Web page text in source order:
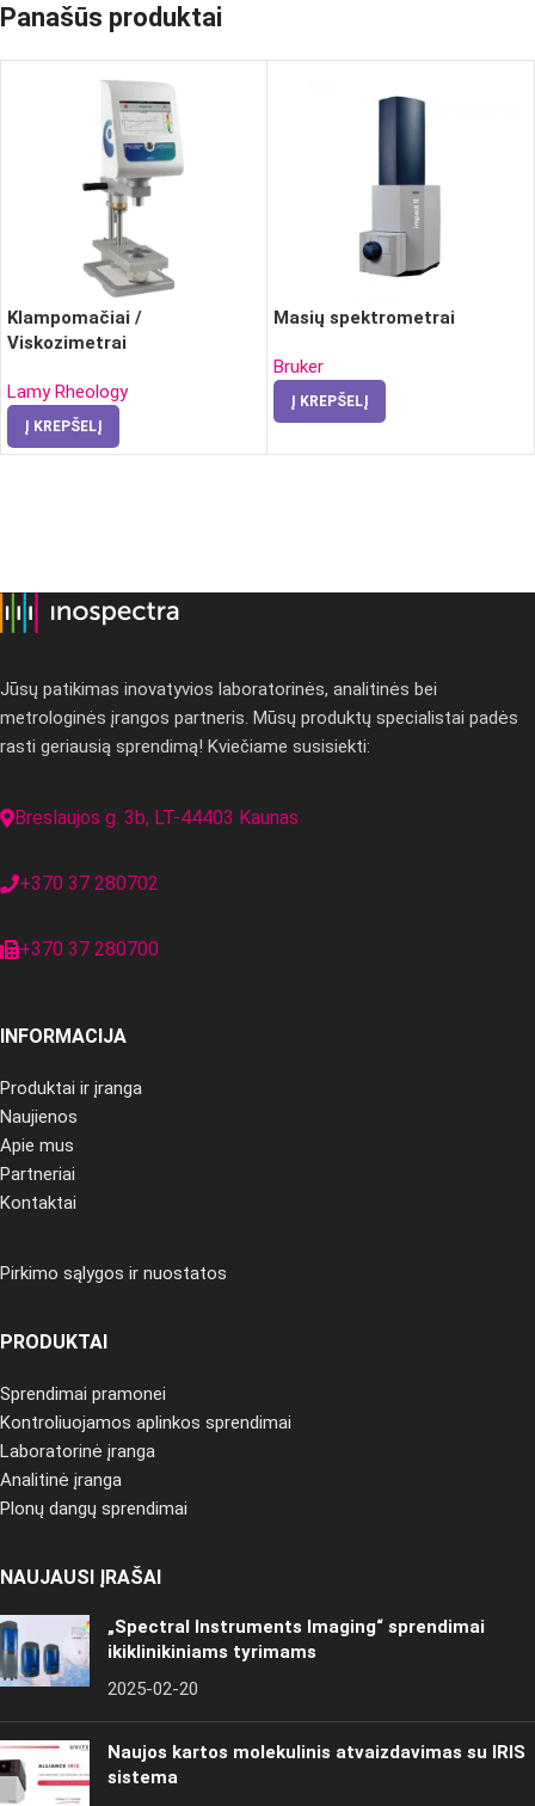
Panašūs produktai
Klampomačiai /
Viskozimetrai
Lamy Rheology
Į KREPŠELĮ
Masių spektrometrai
Bruker
Į KREPŠELĮ
Jūsų patikimas inovatyvios laboratorinės, analitinės bei
metrologinės įrangos partneris. Mūsų produktų specialistai padės
rasti geriausią sprendimą! Kviečiame susisiekti:
Breslaujos g. 3b, LT-44403 Kaunas
+370 37 280702
+370 37 280700
INFORMACIJA
Produktai ir įranga
Naujienos
Apie mus
Partneriai
Kontaktai
Pirkimo sąlygos ir nuostatos
PRODUKTAI
Sprendimai pramonei
Kontroliuojamos aplinkos sprendimai
Laboratorinė įranga
Analitinė įranga
Plonų dangų sprendimai
NAUJAUSI ĮRAŠAI
„Spectral Instruments Imaging“ sprendimai
ikiklinikiniams tyrimams
2025-02-20
Naujos kartos molekulinis atvaizdavimas su IRIS
sistema